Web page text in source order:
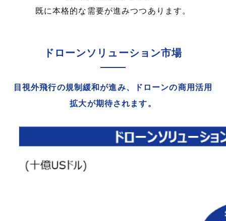
既に本格的な需要が進みつつあります。
ドローンソリューション市場
目視外飛行の規制緩和が進み、ドローンの商用活用
拡大が期待されます。